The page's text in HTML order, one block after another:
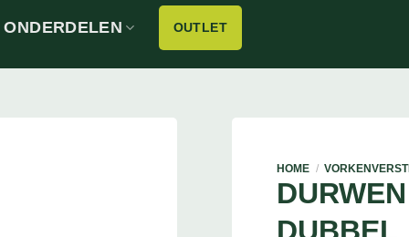
ONDERDELEN OUTLET
HOME /
DUBBEL